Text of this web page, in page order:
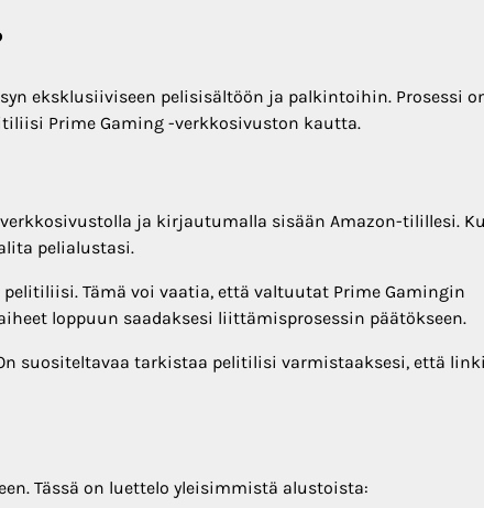
eksklusiiviseen pelisisältöön ja palkintoihin. Prosessi
Prime Gaming -verkkosivuston kautta.
ja kirjautumalla sisään Amazon-tilillesi.
pelialustasi.
Tämä voi vaatia, että valtuutat Prime Gamingin
loppuun saadaksesi liittämisprosessin päätökseen.
suositeltavaa tarkistaa pelitilisi varmistaaksesi, että
Tässä on luettelo yleisimmistä alustoista: